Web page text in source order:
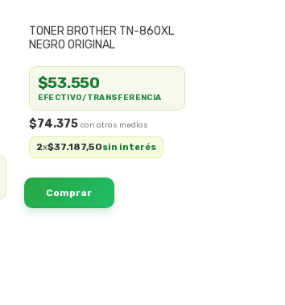
TONER BROTHER TN-860XL
NEGRO ORIGINAL
$74.375
2x$37.187,50sin interés
$53.550
EFECTIVO/TRANSFERENCIA